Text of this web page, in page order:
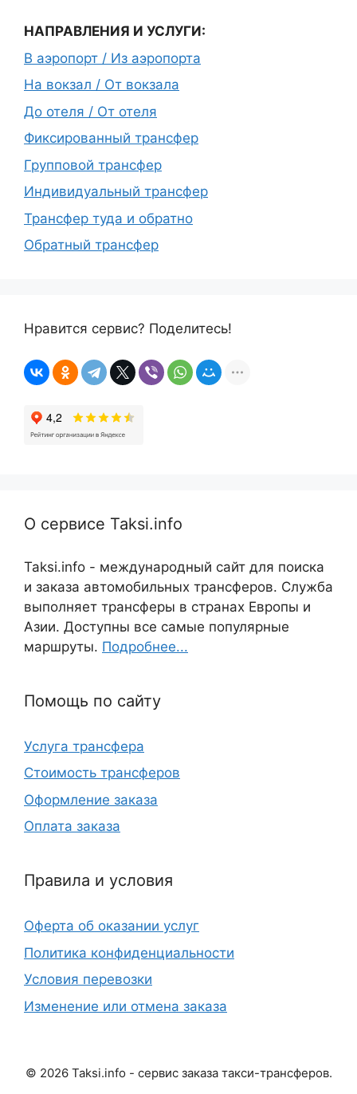
НАПРАВЛЕНИЯ И УСЛУГИ:
В аэропорт / Из аэропорта
На вокзал / От вокзала
До отеля / От отеля
Фиксированный трансфер
Групповой трансфер
Индивидуальный трансфер
Трансфер туда и обратно
Обратный трансфер
Нравится сервис? Поделитесь!
О сервисе Taksi.info
Taksi.info - международный сайт для поиска
и заказа автомобильных трансферов. Служба
выполняет трансферы в странах Европы и
Азии. Доступны все самые популярные
маршруты. Подробнее...
Помощь по сайту
Услуга трансфера
Стоимость трансферов
Оформление заказа
Оплата заказа
Правила и условия
Оферта об оказании услуг
Политика конфиденциальности
Условия перевозки
Изменение или отмена заказа
© 2026 Taksi.info - сервис заказа такси-трансферов.